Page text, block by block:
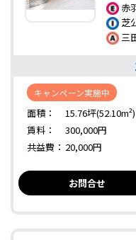
赤
芝
三
キャンペーン実施中
面積：
15.76坪(52.10m²)
賃料：
300,000円
共益費： 20,000円
お問合せ